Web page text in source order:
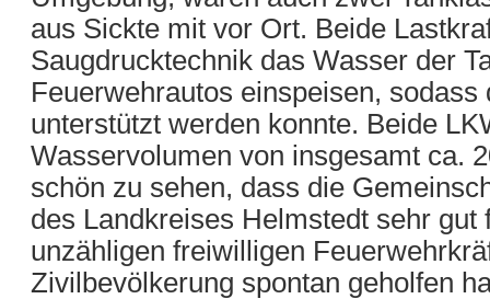
aus Sickte mit vor Ort. Beide
Saugdrucktechnik das Wasser der
Feuerwehrautos einspeisen,
unterstützt werden konnte. Beide
Wasservolumen von insgesamt ca.
schön zu sehen, dass die
des Landkreises Helmstedt sehr gut
unzähligen freiwilligen
Zivilbevölkerung spontan geholfen